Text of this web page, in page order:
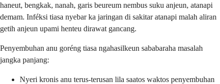
haneut, bengkak, nanah, garis beureum nembus suku anjeun, atanapi
demam. Inféksi tiasa nyebar ka jaringan di sakitar atanapi malah aliran
getih anjeun upami henteu dirawat gancang.
Penyembuhan anu goréng tiasa ngahasilkeun sababaraha masalah
jangka panjang:
Nyeri kronis anu terus-terusan lila saatos waktos penyembuhan